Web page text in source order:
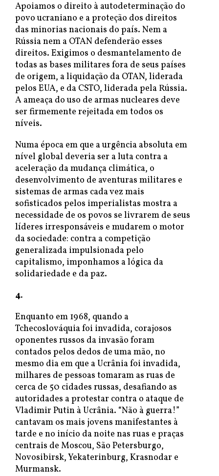
Apoiamos o direito à autodeterminação do
povo ucraniano e a proteção dos direitos
das minorias nacionais do país. Nem a
Rússia nem a OTAN defenderão esses
direitos. Exigimos o desmantelamento de
todas as bases militares fora de seus países
de origem, a liquidação da OTAN, liderada
pelos EUA, e da CSTO, liderada pela Rússia.
A ameaça do uso de armas nucleares deve
ser firmemente rejeitada em todos os
níveis.
Numa época em que a urgência absoluta em
nível global deveria ser a luta contra a
aceleração da mudança climática, o
desenvolvimento de aventuras militares e
sistemas de armas cada vez mais
sofisticados pelos imperialistas mostra a
necessidade de os povos se livrarem de seus
líderes irresponsáveis e mudarem o motor
da sociedade: contra a competição
generalizada impulsionada pelo
capitalismo, imponhamos a lógica da
solidariedade e da paz.
4.
Enquanto em 1968, quando a
Tchecoslováquia foi invadida, corajosos
oponentes russos da invasão foram
contados pelos dedos de uma mão, no
mesmo dia em que a Ucrânia foi invadida,
milhares de pessoas tomaram as ruas de
cerca de 50 cidades russas, desafiando as
autoridades a protestar contra o ataque de
Vladimir Putin à Ucrânia. “Não à guerra!”
cantavam os mais jovens manifestantes à
tarde e no início da noite nas ruas e praças
centrais de Moscou, São Petersburgo,
Novosibirsk, Yekaterinburg, Krasnodar e
Murmansk.